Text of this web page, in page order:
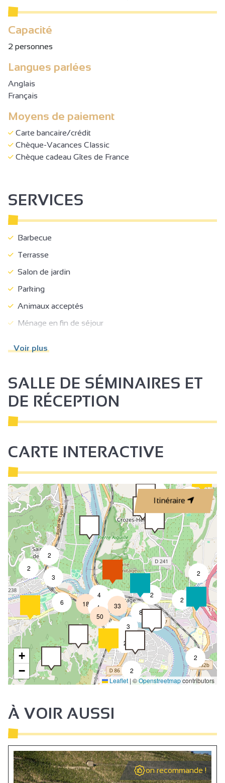
Capacité
2 personnes
Langues parlées
Anglais
Français
Moyens de paiement
Carte bancaire/crédit
Chèque-Vacances Classic
Chèque cadeau Gîtes de France
SERVICES
Barbecue
Terrasse
Salon de jardin
Parking
Animaux acceptés
Ménage en fin de séjour
Lave vaisselle
Micro-ondes
Télévision
Climatisation
Voir plus
SALLE DE SÉMINAIRES ET
DE RÉCEPTION
CARTE INTERACTIVE
Itinéraire
2
2
2
2
2
3
2
2
2
8
2
3
6
4
4
18
6
2
3
50
33
+
−
Leaflet | ©Openstreetmapcontributors
À VOIR AUSSI
on recommande !